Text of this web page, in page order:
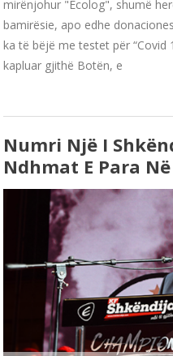
mirënjohur "Ecolog", shumë
bamirësie, apo edhe
ka të bëjë me testet për “Covid
kapluar gjithë Botën, e
Numri Një I
Ndhmat E Para